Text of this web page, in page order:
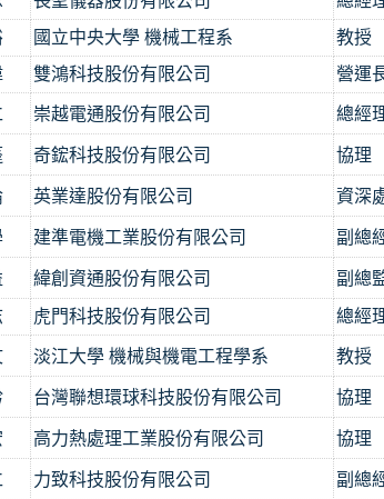
國立中央大學 機械工程系
教授
雙鴻科技股份有限公司 營運
崇越電通股份有限公司 總經
奇鋐科技股份有限公司 協理
英業達股份有限公司 資深
建準電機工業股份有限公司 副總
緯創資通股份有限公司
副總
虎門科技股份有限公司 總經
淡江大學 機械與機電工程學系 教授
台灣聯想環球科技股份有限公司 協理
高力熱處理工業股份有限公司 協理
力致科技股份有限公司 副總